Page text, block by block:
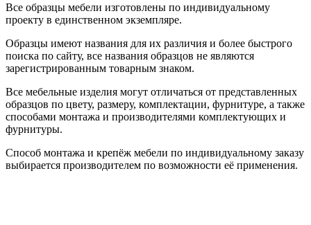
Все образцы мебели изготовлены по индивидуальному
проекту в единственном экземпляре.
Образцы имеют названия для их различия и более быстрого
поиска по сайту, все названия образцов не являются
зарегистрированным товарным знаком.
Все мебельные изделия могут отличаться от представленных
образцов по цвету, размеру, комплектации, фурнитуре, а также
способами монтажа и производителями комплектующих и
фурнитуры.
Способ монтажа и крепёж мебели по индивидуальному заказу
выбирается производителем по возможности её применения.